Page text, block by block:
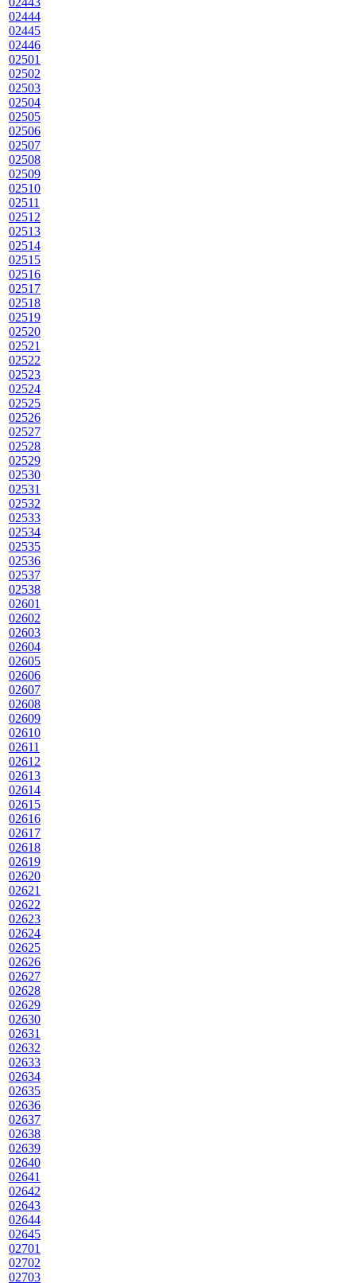
02444
02445
02446
02501
02502
02503
02504
02505
02506
02507
02508
02509
02510
02511
02512
02513
02514
02515
02516
02517
02518
02519
02520
02521
02522
02523
02524
02525
02526
02527
02528
02529
02530
02531
02532
02533
02534
02535
02536
02537
02538
02601
02602
02603
02604
02605
02606
02607
02608
02609
02610
02611
02612
02613
02614
02615
02616
02617
02618
02619
02620
02621
02622
02623
02624
02625
02626
02627
02628
02629
02630
02631
02632
02633
02634
02635
02636
02637
02638
02639
02640
02641
02642
02643
02644
02645
02701
02702
02703